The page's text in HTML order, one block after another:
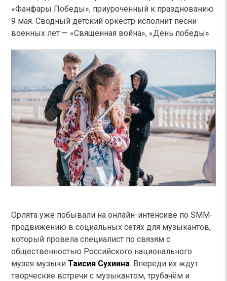
«Фанфары Победы», приуроченный к празднованию
9 мая. Сводный детский оркестр исполнит песни
военных лет — «Священная война», «День победы».
Орлята уже побывали на онлайн-интенсиве по SMM-
продвижению в социальных сетях для музыкантов,
который провела специалист по связям с
общественностью Российского национального
музея музыкиТаисия Сухиина. Впереди их ждут
творческие встречи с музыкантом, трубачём и